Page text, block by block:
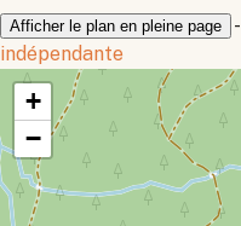
Afficher le plan en pleine page -
indépendante